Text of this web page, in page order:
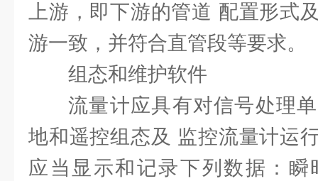
上游，即下游的管道 配置形式
游一致，并符合直管段等要求。
组态和维护软件
流量计应具有对信号处理
地和遥控组态及 监控流量计运
应当显示和记录下列数据：